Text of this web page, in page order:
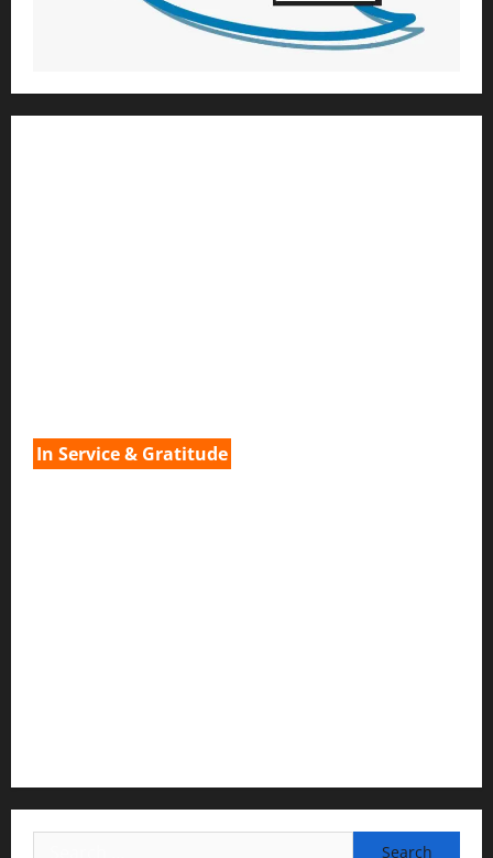
In Service & Gratitude